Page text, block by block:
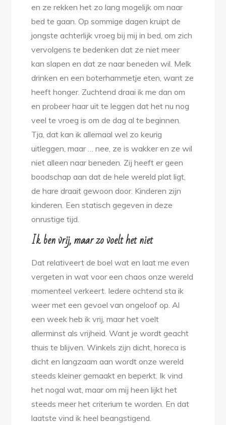
en ze rekken het zo lang mogelijk om naar
bed te gaan. Op sommige dagen kruipt de
jongste achterlijk vroeg bij mij in bed, om zich
vervolgens te bedenken dat ze niet meer
kan slapen en dat ze naar beneden wil. Melk
drinken en een boterhammetje eten, want ze
heeft honger. Zuchtend draai ik me dan om
en probeer haar uit te leggen dat het nu nog
veel te vroeg is om de dag al te beginnen.
Tja, dat kan ik allemaal wel zo keurig
uitleggen, maar … nee, ze is wakker en ze wil
niet alleen naar beneden. Zij heeft er geen
boodschap aan dat de hele wereld plat ligt,
de hare draait gewoon door. Kinderen zijn
kinderen. Een statisch gegeven in deze
onrustige tijd.
Ik ben vrij, maar zo voelt het niet
Dat relativeert de boel wat en laat me even
vergeten in wat voor een chaos onze wereld
momenteel verkeert. Iedere ochtend sta ik
weer met een gevoel van ongeloof op. Al
een week heb ik vrij, maar het voelt
allerminst als vrijheid. Want je wordt geacht
thuis te blijven. Winkels zijn dicht, horeca is
dicht en langzaam aan wordt onze wereld
steeds kleiner gemaakt en beperkt. Ik vind
het nogal wat, maar om mij heen lijkt het
steeds meer het criterium te worden. En dat
laatste vind ik heel beangstigend.